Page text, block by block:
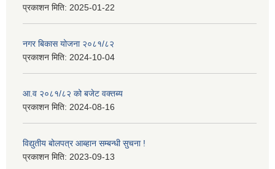
प्रकाशन मिति: 2025-01-22
नगर बिकास योजना २०८१/८२
प्रकाशन मिति: 2024-10-04
आ.व २०८१/८२ को बजेट वक्तब्य
प्रकाशन मिति: 2024-08-16
विद्युतीय बोलपत्र आब्हान सम्बन्धी सुचना !
प्रकाशन मिति: 2023-09-13